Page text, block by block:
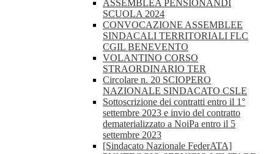
ASSEMBLEA PENSIONANDI
SCUOLA 2024
CONVOCAZIONE ASSEMBLEE
SINDACALI TERRITORIALI FLC
CGIL BENEVENTO
VOLANTINO CORSO
STRAORDINARIO TER
Circolare n. 20 SCIOPERO
NAZIONALE SINDACATO CSLE
Sottoscrizione dei contratti entro il 1°
settembre 2023 e invio del contratto
dematerializzato a NoiPa entro il 5
settembre 2023
[Sindacato Nazionale FederATA]